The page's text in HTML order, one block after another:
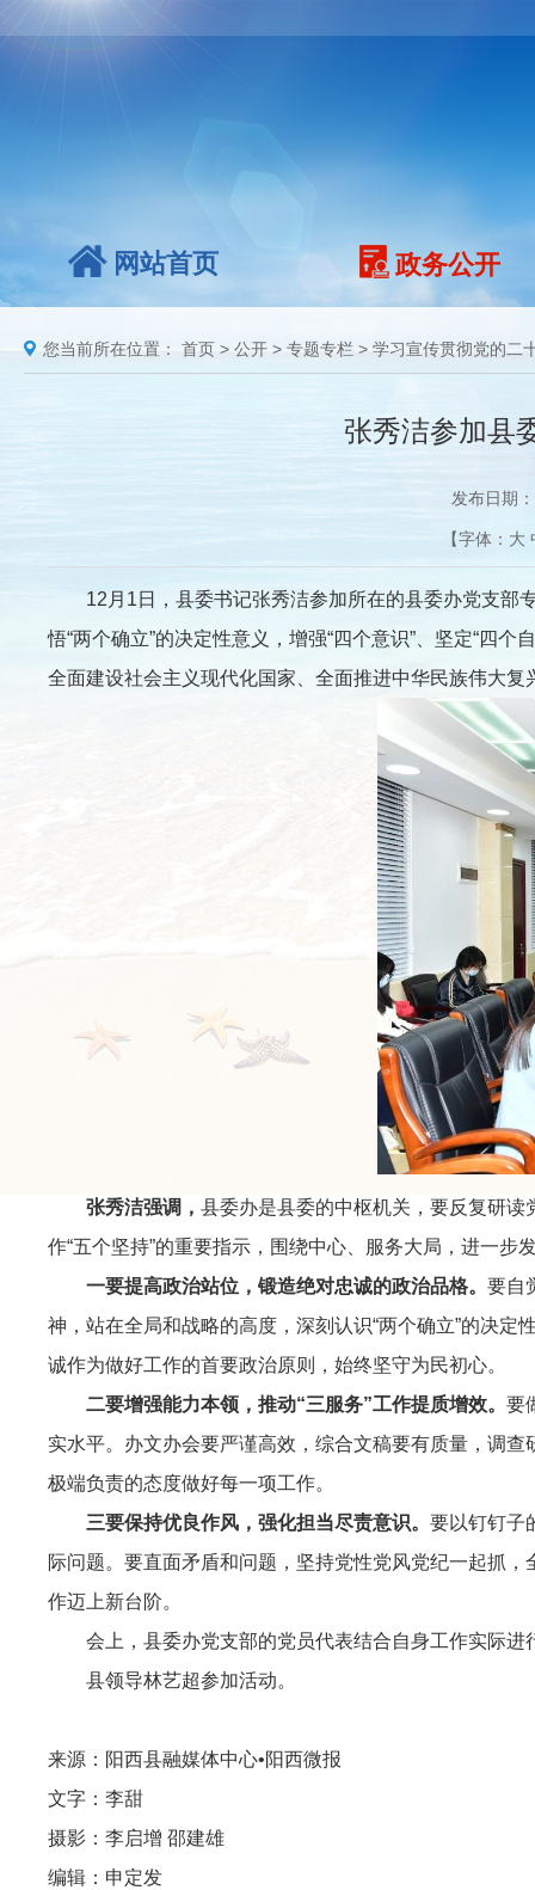
网站首页 政务公开
您当前所在位置： 首页 > 公开 > 专题专栏 > 学习宣传贯彻党的二
张秀洁参加县
发布日期
【字体： 大
12月1日，县委书记张秀洁参加所在的县委办党支部专
悟“两个确立”的决定性意义，增强“四个意识”、坚定“四
全面建设社会主义现代化国家、全面推进中华民族伟大复
张秀洁强调， 县委办是县委的中枢机关，要反复研
作“五个坚持”的重要指示，围绕中心、服务大局，进一步
一要提高政治站位，锻造绝对忠诚的政治品格。 要自
神，站在全局和战略的高度，深刻认识“两个确立”的决
诚作为做好工作的首要政治原则，始终坚守为民初心。
二要增强能力本领，推动“三服务”工作提质增效。 要
实水平。办文办会要严谨高效，综合文稿要有质量，调
极端负责的态度做好每一项工作。
三要保持优良作风，强化担当尽责意识。 要以钉钉子
际问题。要直面矛盾和问题，坚持党性党风党纪一起抓
作迈上新台阶。
会上，县委办党支部的党员代表结合自身工作实际进
县领导林艺超参加活动。
来源：阳西县融媒体中心•阳西微报
文字：李甜
摄影：李启增 邵建雄
编辑：申定发